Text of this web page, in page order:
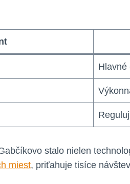
Hlavné
stalo nielen
miest, priťahuje tisíce